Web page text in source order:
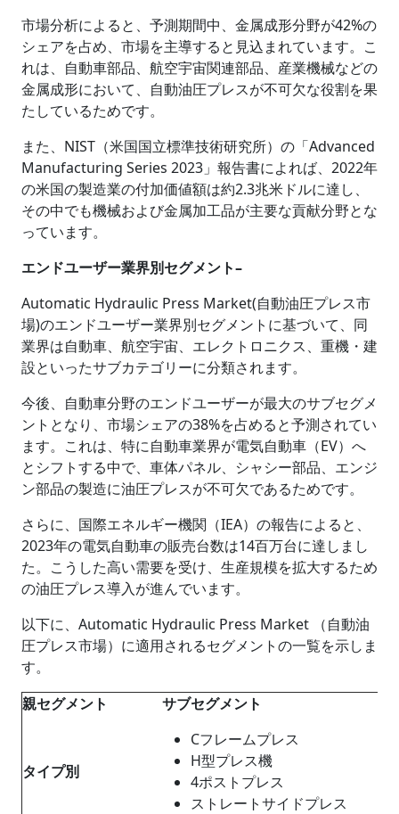
市場分析によると、予測期間中、金属成形分野が42%の
シェアを占め、市場を主導すると見込まれています。こ
れは、自動車部品、航空宇宙関連部品、産業機械などの
金属成形において、自動油圧プレスが不可欠な役割を果
たしているためです。
また、NIST（米国国立標準技術研究所）の「Advanced
Manufacturing Series 2023」報告書によれば、2022年
の米国の製造業の付加価値額は約2.3兆米ドルに達し、
その中でも機械および金属加工品が主要な貢献分野とな
っています。
エンドユーザー業界別セグメント–
Automatic Hydraulic Press Market(自動油圧プレス市
場)のエンドユーザー業界別セグメントに基づいて、同
業界は自動車、航空宇宙、エレクトロニクス、重機・建
設といったサブカテゴリーに分類されます。
今後、自動車分野のエンドユーザーが最大のサブセグメ
ントとなり、市場シェアの38%を占めると予測されてい
ます。これは、特に自動車業界が電気自動車（EV）へ
とシフトする中で、車体パネル、シャシー部品、エンジ
ン部品の製造に油圧プレスが不可欠であるためです。
さらに、国際エネルギー機関（IEA）の報告によると、
2023年の電気自動車の販売台数は14百万台に達しまし
た。こうした高い需要を受け、生産規模を拡大するため
の油圧プレス導入が進んでいます。
以下に、Automatic Hydraulic Press Market （自動油
圧プレス市場）に適用されるセグメントの一覧を示しま
す。
親セグメント
サブセグメント
タイプ別
Cフレームプレス
H型プレス機
4ポストプレス
ストレートサイドプレス